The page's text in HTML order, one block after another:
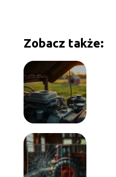
Zobacz także: